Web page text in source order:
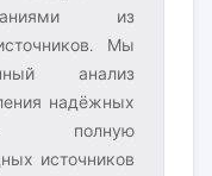
из
Мы
анализ
надёжных
полную
источников